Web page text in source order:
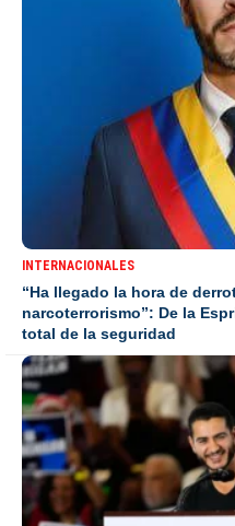
INTERNACIONALES
“Ha llegado la hora de
narcoterrorismo”: De la
total de la seguridad